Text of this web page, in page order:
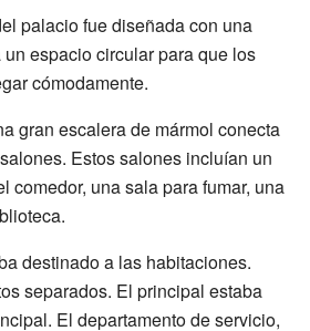
palacio fue diseñada con una
espacio circular para que los
cómodamente.
gran escalera de mármol conecta
Estos salones incluían un
comedor, una sala para fumar, una
destinado a las habitaciones.
separados. El principal estaba
El departamento de servicio,